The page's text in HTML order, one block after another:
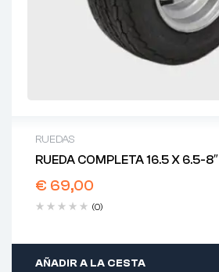
RUEDAS
RUEDA COMPLETA 16.5 X 6.5-8″
€ 69,00
(0)
AÑADIR A LA CESTA